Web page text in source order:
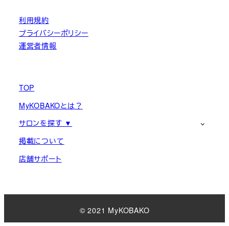
利用規約
プライバシーポリシー
運営者情報
TOP
MyKOBAKOとは？
サロンを探す ▼
掲載について
店舗サポート
© 2021 MyKOBAKO